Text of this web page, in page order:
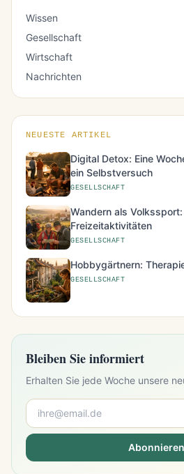
Wissen
Gesellschaft
Wirtschaft
Nachrichten
NEUESTE ARTIKEL
Digital Detox: Eine
ein Selbstversuch
GESELLSCHAFT
Wandern als
Freizeitaktivitäten
GESELLSCHAFT
Hobbygärtnern:
GESELLSCHAFT
Bleiben Sie informiert
Erhalten Sie jede Woche unsere
Abonnieren